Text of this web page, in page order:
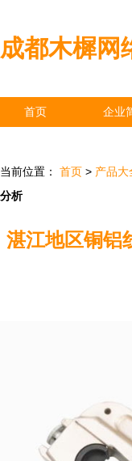
成都木樨网
首页 企业
当前位置： 首页 > 产品大
分析
湛江地区铜铝